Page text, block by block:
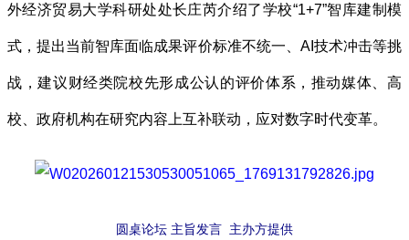
外经济贸易大学科研处处长庄芮介绍了学校“1+7”智库建制模
式，提出当前智库面临成果评价标准不统一、AI技术冲击等挑
战，建议财经类院校先形成公认的评价体系，推动媒体、高
校、政府机构在研究内容上互补联动，应对数字时代变革。
圆桌论坛 主旨发言 主办方提供